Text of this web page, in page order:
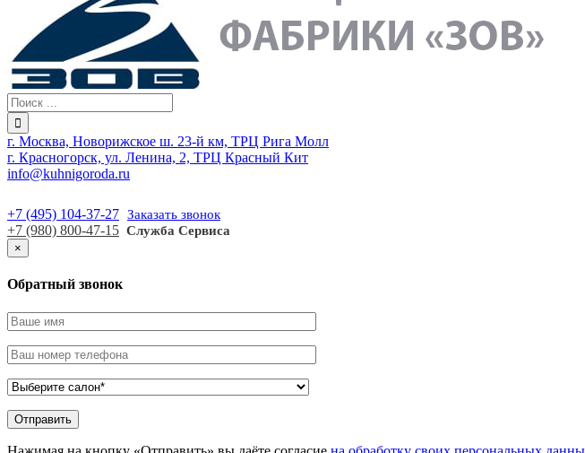
г. Москва, Новорижское ш. 23-й км, ТРЦ Рига Молл
г. Красногорск, ул. Ленина, 2, ТРЦ Красный Кит
info@kuhnigoroda.ru
+7 (495) 104-37-27 Заказать звонок
+7 (980) 800-47-15 Служба Сервиса
×
Обратный звонок